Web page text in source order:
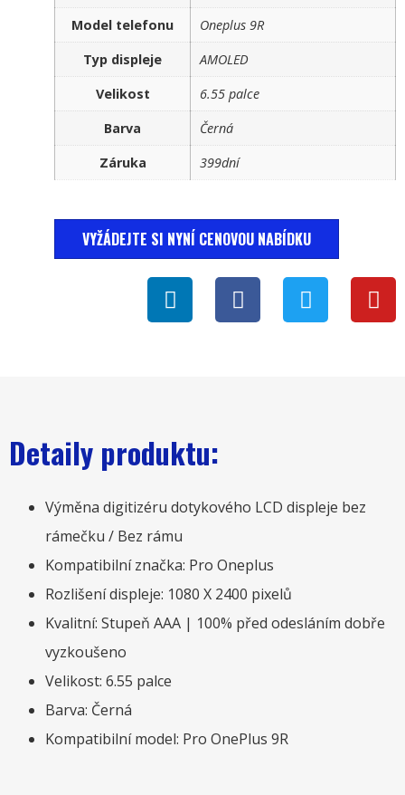
Model telefonu
Oneplus 9R
Typ displeje
AMOLED
Velikost
6.55 palce
Barva
Černá
Záruka
399dní
VYŽÁDEJTE SI NYNÍ CENOVOU NABÍDKU
Detaily produktu:
Výměna digitizéru dotykového LCD displeje bez
rámečku / Bez rámu
Kompatibilní značka: Pro Oneplus
Rozlišení displeje: 1080 X 2400 pixelů
Kvalitní: Stupeň AAA | 100% před odesláním dobře
vyzkoušeno
Velikost: 6.55 palce
Barva: Černá
Kompatibilní model: Pro OnePlus 9R